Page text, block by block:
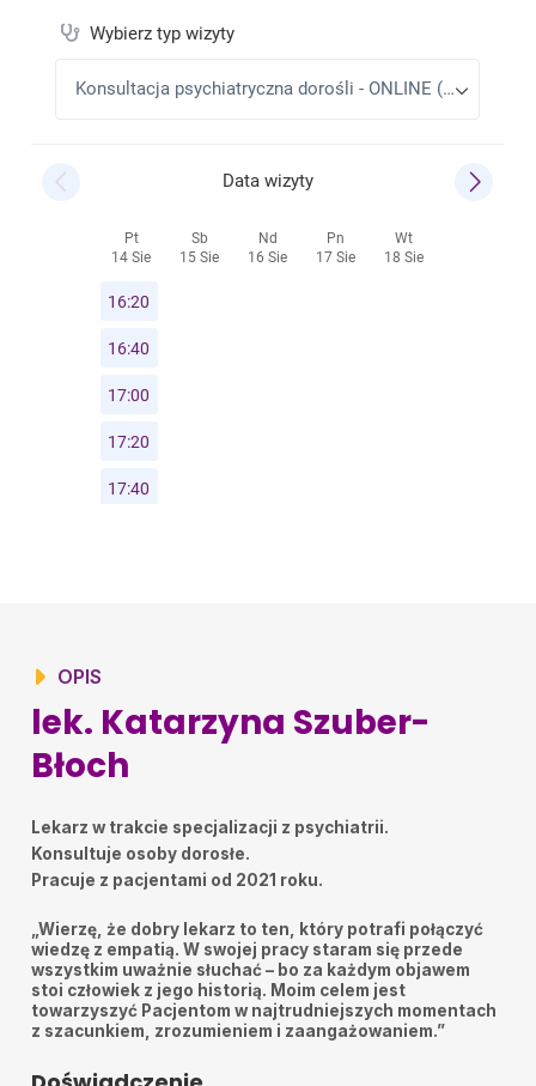
Adam Mazurkiewicz•2025-11-22
Bardzo dobry kontakt z panią psychiatrką. Wzorowa
dawkach itd. Polecam
profesjonalizm na nawyższym poziomie.
Zdecydowanie polecam
Jacek Łuczek
2025-11-22
Konsultacja telefoniczna odbyła się o zaplanowanym
zangażowana aby pomóc mi w problemie . Ogólnie
Robert Sz.
czułem się swobodnie to świetna specjalistka. Bardzo
Laura•
OPIS
lek. Katarzyna Szuber-
Błoch
Lekarz w trakcie specjalizacji z psychiatrii.
Konsultuje osoby dorosłe.
Pracuje z pacjentami od 2021 roku.
„Wierzę, że dobry lekarz to ten, który potrafi połączyć
wiedzę z empatią. W swojej pracy staram się przede
wszystkim uważnie słuchać – bo za każdym objawem
stoi człowiek z jego historią. Moim celem jest
towarzyszyć Pacjentom w najtrudniejszych momentach
z szacunkiem, zrozumieniem i zaangażowaniem.”